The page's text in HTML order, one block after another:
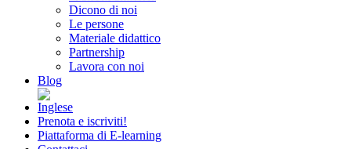
Dicono di noi
Le persone
Materiale didattico
Partnership
Lavora con noi
Blog
Prenota e iscriviti!
Piattaforma di E-learning